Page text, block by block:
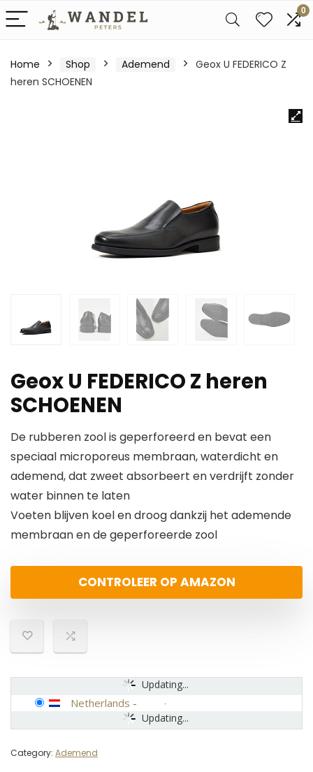
0
Home Shop Ademend
Geox U FEDERICO Z
heren SCHOENEN
Geox U FEDERICO Z heren
SCHOENEN
De rubberen zool is geperforeerd en bevat een
speciaal microporeus membraan, waterdicht en
ademend, dat zweet absorbeert en verdrijft zonder
water binnen te laten
Voeten blijven koel en droog dankzij het ademende
membraan en de geperforeerde zool
CONTROLEER OP AMAZON
Updating...
Updating...
Netherlands -
Category: Ademend